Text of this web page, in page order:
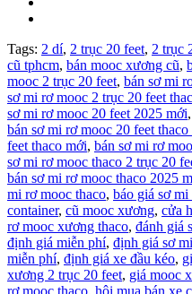
Tags: 2 dí, 2 trục 20 feet, 2 trục
cũ tphcm, bán mooc xương cũ,
mooc 2 trục 20 feet, bán sơ mi
sơ mi rơ mooc 2 trục 20 feet
sơ mi rơ mooc 20 feet 2025 mới,
bán sơ mi rơ mooc 20 feet
feet thaco mới, bán sơ mi rơ
sơ mi rơ mooc thaco 2 trục 20
bán sơ mi rơ mooc thaco 2025
mi rơ mooc thaco, báo giá sơ
container, cũ mooc xương, cửa
rơ mooc xương thaco, đánh giá
định giá miễn phí, định giá sơ
miễn phí, định giá xe đầu kéo,
xương 2 trục 20 feet, giá mooc